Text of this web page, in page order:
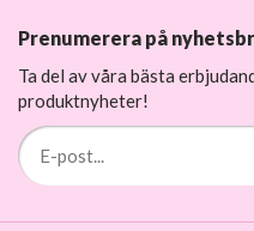
Prenumerera på
Ta del av våra bästa
produktnyheter!